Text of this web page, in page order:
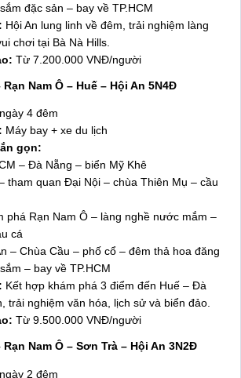
đặc sản – bay về TP.HCM
Hội An lung linh về đêm, trải nghiệm làng
chơi tại Bà Nà Hills.
Từ 7.200.000 VNĐ/người
Nam Ô – Huế – Hội An 5N4Đ
4 đêm
Máy bay + xe du lịch
gọn:
– Đà Nẵng – biển Mỹ Khê
tham quan Đại Nội – chùa Thiên Mụ – cầu
phá Rạn Nam Ô – làng nghề nước mắm –
cá
– Chùa Cầu – phố cổ – đêm thả hoa đăng
– bay về TP.HCM
Kết hợp khám phá 3 điểm đến Huế – Đà
trải nghiệm văn hóa, lịch sử và biển đảo.
Từ 9.500.000 VNĐ/người
Nam Ô – Sơn Trà – Hội An 3N2Đ
2 đêm